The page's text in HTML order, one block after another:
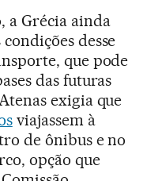
a Grécia ainda
desse
que pode
das futuras
exigia que
viajassem à
de ônibus e no
opção que